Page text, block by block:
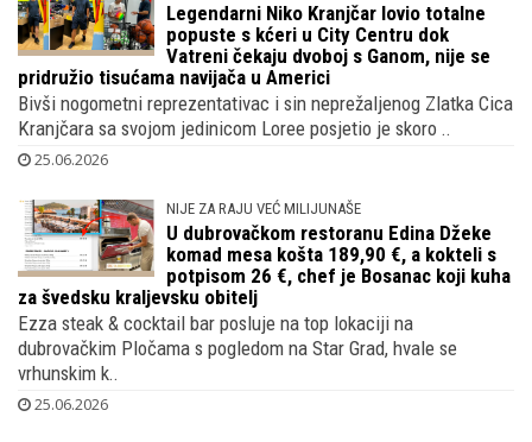
Legendarni Niko Kranjčar lovio totalne
popuste s kćeri u City Centru dok
Vatreni čekaju dvoboj s Ganom, nije se
pridružio tisućama navijača u Americi
Bivši nogometni reprezentativac i sin neprežaljenog Zlatka Cica
Kranjčara sa svojom jedinicom Loree posjetio je skoro ..
25.06.2026
NIJE ZA RAJU VEĆ MILIJUNAŠE
U dubrovačkom restoranu Edina Džeke
komad mesa košta 189,90 €, a kokteli s
potpisom 26 €, chef je Bosanac koji kuha
za švedsku kraljevsku obitelj
Ezza steak & cocktail bar posluje na top lokaciji na
dubrovačkim Pločama s pogledom na Star Grad, hvale se
vrhunskim k..
25.06.2026